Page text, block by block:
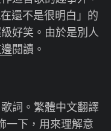
還不是很明白」的
好笑。由於是別人
閱讀。
詞。繁體中文翻譯
一下，用來理解意